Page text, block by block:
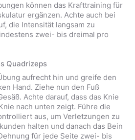
können das Krafttraining für
ergänzen. Achte auch bei
die Intensität langsam zu
zwei- bis dreimal pro
Quadrizeps
aufrecht hin und greife den
Hand. Ziehe nun den Fuß
Achte darauf, dass das Knie
nach unten zeigt. Führe die
aus, um Verletzungen zu
halten und danach das Bein
für jede Seite zwei- bis